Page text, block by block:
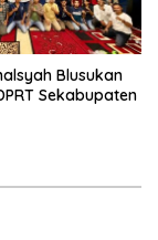
Blusukan
Sekabupaten